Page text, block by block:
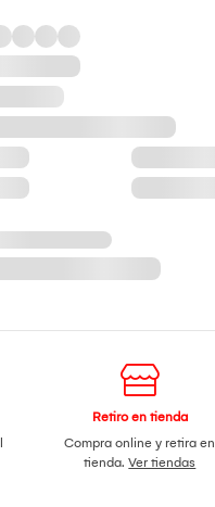
Retiro en tienda
Compra online y retira en
tienda.Ver tiendas